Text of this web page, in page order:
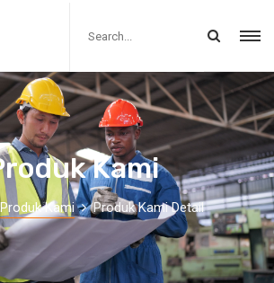
Kami
Produk Kami Produk Kami Detail